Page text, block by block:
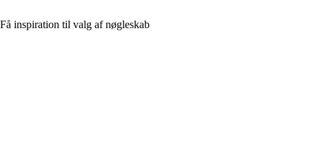
Få inspiration til valg af nøgleskab